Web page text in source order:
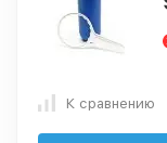
К сравнению